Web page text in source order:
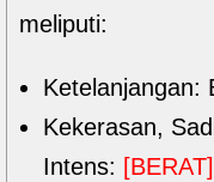
meliputi:
Ketelanjangan:
Kekerasan,
Intens: [BERAT]